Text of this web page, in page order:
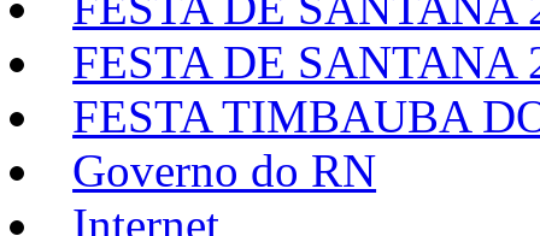
FESTA DE SANTANA
FESTA TIMBAUBA
Governo do RN
Internet